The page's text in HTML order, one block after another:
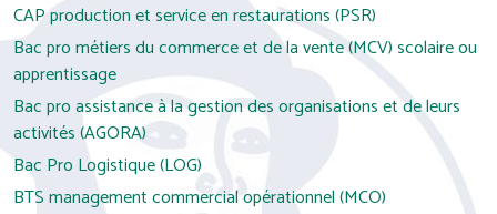
CAP production et service en restaurations (PSR)
Bac pro métiers du commerce et de la vente (MCV) scolaire ou
apprentissage
Bac pro assistance à la gestion des organisations et de leurs
activités (AGORA)
Bac Pro Logistique (LOG)
BTS management commercial opérationnel (MCO)